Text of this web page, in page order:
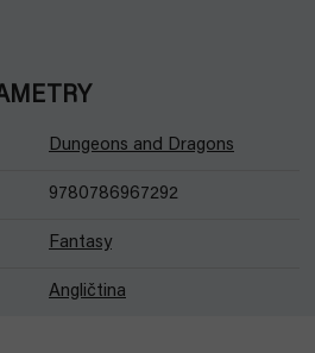
Dungeons and Dragons
9780786967292
Fantasy
Angličtina